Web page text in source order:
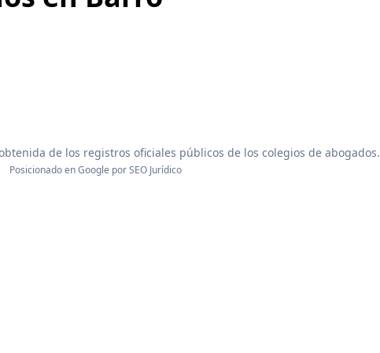
de los registros oficiales públicos de los colegios de abogados.
Posicionado en Google porSEO Jurídico